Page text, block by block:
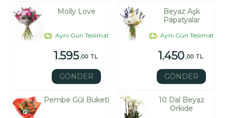
Molly Love
Aynı Gün Teslimat
1.595,00 TL
GÖNDER
Beyaz Aşk
Papatyalar
Aynı Gün Teslimat
1.450,00 TL
GÖNDER
Pembe Gül Buketi
10 Dal Beyaz
Orkide